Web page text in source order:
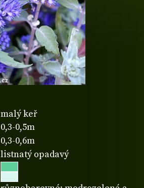
malý keř
0,3-0,5m
0,3-0,6m
listnatý opadavý